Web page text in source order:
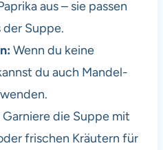
aus – sie passen
der Suppe.
Wenn du keine
du auch Mandel-
Garniere die Suppe mit
frischen Kräutern für